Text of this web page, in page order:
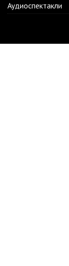
Аудиоспектакли